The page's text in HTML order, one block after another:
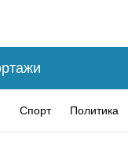
Спорт Политика